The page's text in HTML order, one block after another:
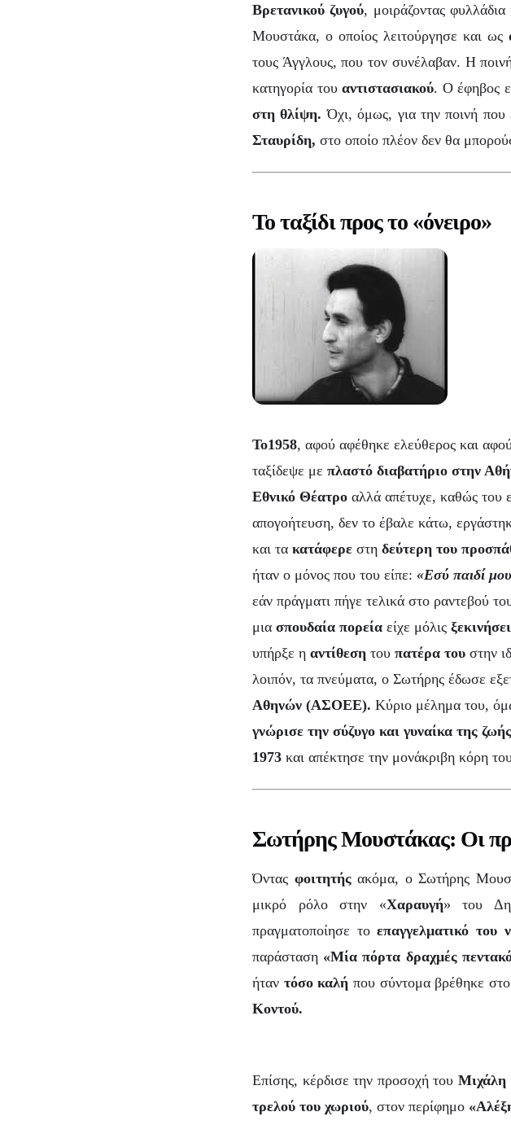
Βρετανικού ζυγού, μοιράζοντας
Μουστάκα, ο οποίος λειτούργησε και ως
τους Άγγλους, που τον συνέλαβαν. Η
κατηγορία του αντιστασιακού. Ο έφηβος
στη θλίψη. Όχι, όμως, για την ποινή που
Σταυρίδη, στο οποίο πλέον δεν θα
Το ταξίδι προς το «όνειρο»
Το1958, αφού αφέθηκε ελεύθερος και
ταξίδεψε με πλαστό διαβατήριο στην
Εθνικό Θέατρο αλλά απέτυχε, καθώς του
απογοήτευση, δεν το έβαλε κάτω,
και τα κατάφερε στη δεύτερη του
ήταν ο μόνος που του είπε: «Εσύ παιδί
εάν πράγματι πήγε τελικά στο ραντεβού
μια σπουδαία πορεία είχε μόλις ξεκινήσει
υπήρξε η αντίθεση του πατέρα του στην
λοιπόν, τα πνεύματα, ο Σωτήρης έδωσε
Αθηνών (ΑΣΟΕΕ). Κύριο μέλημα του,
γνώρισε την σύζυγο και γυναίκα της
1973 και απέκτησε την μονάκριβη κόρη
Σωτήρης Μουστάκας: Οι
Όντας φοιτητήςακόμα, ο Σωτήρης
μικρό ρόλο στην «Χαραυγή» του
πραγματοποίησε τοεπαγγελματικό του
παράσταση «Μία πόρτα δραχμές
ήταν τόσο καλή που σύντομα βρέθηκε
Κοντού.
Επίσης, κέρδισε την προσοχή τουΜιχάλη
τρελού του χωριού, στον περίφημο